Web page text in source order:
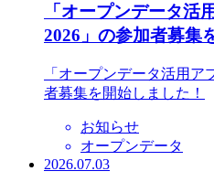
「オープンデータ活
2026」の参加者募集
「オープンデータ活用ア
者募集を開始しました！
お知らせ
オープンデータ
2026.07.03